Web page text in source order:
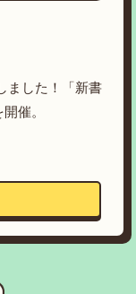
ました！「新書
催。